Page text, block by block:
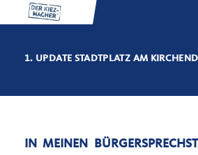
1. UPDATE STADTPLATZ AM
IN MEINEN